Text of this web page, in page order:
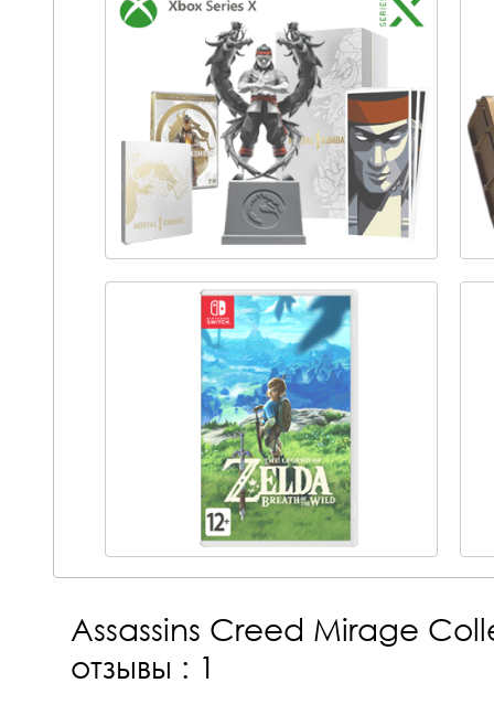
Assassins Creed Mirage
отзывы : 1